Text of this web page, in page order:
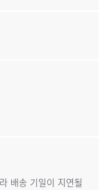
배송 기일이 지연될